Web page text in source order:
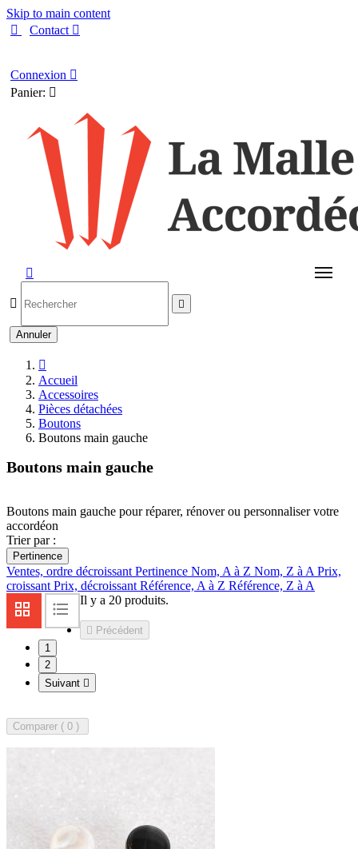
Skip to main content

Contact 
Connexion 
Panier: 

 
Annuler

Accueil
Accessoires
Pièces détachées
Boutons
Boutons main gauche
Boutons main gauche
Boutons main gauche pour réparer, rénover ou personnaliser votre
accordéon
Trier par :
Pertinence
Ventes, ordre décroissant Pertinence Nom, A à Z Nom, Z à A Prix,
croissant Prix, décroissant Référence, A à Z Référence, Z à A
Il y a 20 produits.
 Précédent
1
2
Suivant 
Comparer ( 0